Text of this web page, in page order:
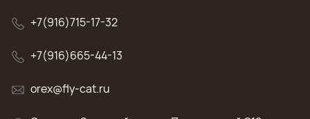
+7(916)715-17-32
+7(916)665-44-13
orex@fly-cat.ru